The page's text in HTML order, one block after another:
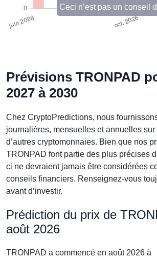
Ceci n’est pas un conseil
Prévisions TRONPAD
2027 à 2030
Chez CryptoPredictions, nous
journalières, mensuelles et annuelles
d’autres cryptomonnaies. Bien que nos
TRONPAD font partie des plus précises
ci ne devraient jamais être considérées
conseils financiers. Renseignez-vous
avant d’investir.
Prédiction du prix de
août 2026
TRONPAD a commencé en août 2026 à